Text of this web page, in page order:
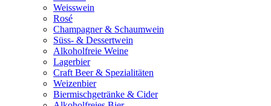
Weisswein
Rosé
Champagner & Schaumwein
Süss- & Dessertwein
Alkoholfreie Weine
Lagerbier
Craft Beer & Spezialitäten
Weizenbier
Biermischgetränke & Cider